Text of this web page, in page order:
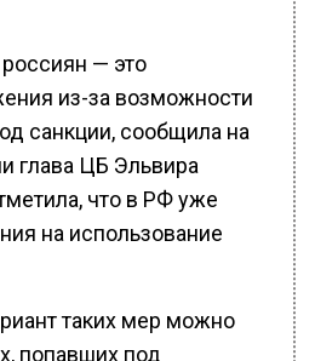
— это
из-за возможности
санкции, сообщила на
глава ЦБ Эльвира
что в РФ уже
на использование
таких мер можно
попавших под